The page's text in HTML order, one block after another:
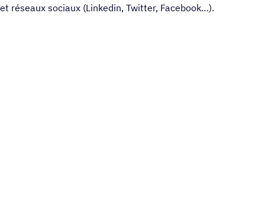
et réseaux sociaux (Linkedin, Twitter, Facebook…).